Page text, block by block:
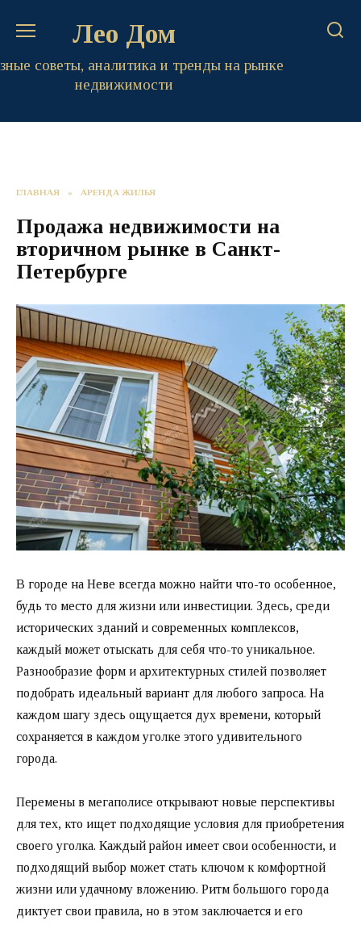
Лео Дом
советы, аналитика и тренды на рынке
недвижимости
ГЛАВНАЯ » АРЕНДА ЖИЛЬЯ
Продажа недвижимости на
вторичном рынке в Санкт-
Петербурге
В городе на Неве всегда можно найти что-то особенное,
будь то место для жизни или инвестиции. Здесь, среди
исторических зданий и современных комплексов,
каждый может отыскать для себя что-то уникальное.
Разнообразие форм и архитектурных стилей позволяет
подобрать идеальный вариант для любого запроса. На
каждом шагу здесь ощущается дух времени, который
сохраняется в каждом уголке этого удивительного
города.
Перемены в мегаполисе открывают новые перспективы
для тех, кто ищет подходящие условия для приобретения
своего уголка. Каждый район имеет свои особенности, и
подходящий выбор может стать ключом к комфортной
жизни или удачному вложению. Ритм большого города
диктует свои правила, но в этом заключается и его